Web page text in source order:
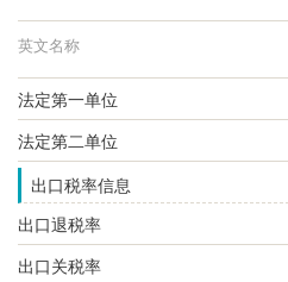
英文名称
法定第一单位
法定第二单位
出口税率信息
出口退税率
出口关税率